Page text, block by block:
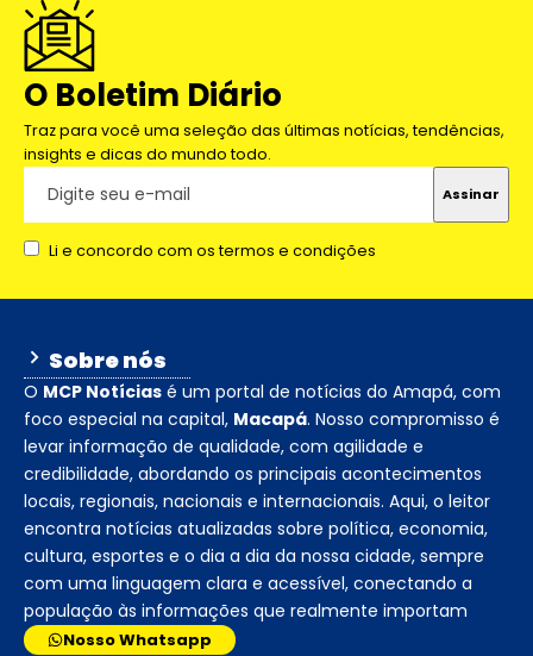
O Boletim Diário
Traz para você uma seleção das últimas notícias, tendências,
insights e dicas do mundo todo.
Li e concordo com os termos e condições
Sobre nós
O MCP Notícias é um portal de notícias do Amapá, com
foco especial na capital, Macapá. Nosso compromisso é
levar informação de qualidade, com agilidade e
credibilidade, abordando os principais acontecimentos
locais, regionais, nacionais e internacionais. Aqui, o leitor
encontra notícias atualizadas sobre política, economia,
cultura, esportes e o dia a dia da nossa cidade, sempre
com uma linguagem clara e acessível, conectando a
população às informações que realmente importam
Nosso Whatsapp